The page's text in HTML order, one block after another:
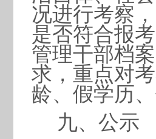
况进行考察
是否符合报
管理干部档
求，重点对
龄、假学历
九、公示